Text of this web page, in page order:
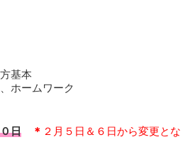
基本
ホームワーク
日 ＊ ２月５日＆６日から変更とな